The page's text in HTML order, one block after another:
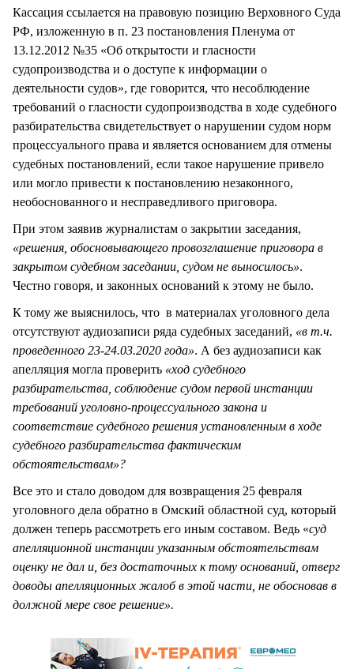
Кассация ссылается на правовую позицию Верховного Суда
РФ, изложенную в п. 23 постановления Пленума от
13.12.2012 №35 «Об открытости и гласности
судопроизводства и о доступе к информации о
деятельности судов», где говорится, что несоблюдение
требований о гласности судопроизводства в ходе судебного
разбирательства свидетельствует о нарушении судом норм
процессуального права и является основанием для отмены
судебных постановлений, если такое нарушение привело
или могло привести к постановлению незаконного,
необоснованного и несправедливого приговора.
При этом заявив журналистам о закрытии заседания,
«решения, обосновывающего провозглашение приговора в
закрытом судебном заседании, судом не выносилось».
Честно говоря, и законных оснований к этому не было.
К тому же выяснилось, что в материалах уголовного дела
отсутствуют аудиозаписи ряда судебных заседаний, «в т.ч.
проведенного 23-24.03.2020 года». А без аудиозаписи как
апелляция могла проверить «ход судебного
разбирательства, соблюдение судом первой инстанции
требований уголовно-процессуального закона и
соответствие судебного решения установленным в ходе
судебного разбирательства фактическим
обстоятельствам»?
Все это и стало доводом для возвращения 25 февраля
уголовного дела обратно в Омский областной суд, который
должен теперь рассмотреть его иным составом. Ведь «суд
апелляционной инстанции указанным обстоятельствам
оценку не дал и, без достаточных к тому оснований, отверг
доводы апелляционных жалоб в этой части, не обосновав в
должной мере свое решение».